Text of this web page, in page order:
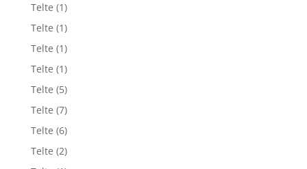
Telte (1)
Telte (1)
Telte (1)
Telte (1)
Telte (5)
Telte (7)
Telte (6)
Telte (2)